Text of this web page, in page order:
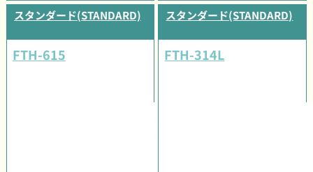
スタンダード(STANDARD)
FTH-615
スタンダード(STANDARD)
FTH-314L